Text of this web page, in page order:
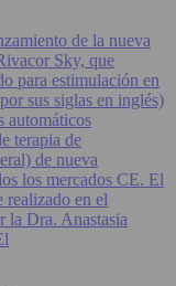
de la nueva
Sky, que
para estimulación en
sus siglas en inglés)
automáticos
terapia de
de nueva
los mercados CE. El
realizado en el
la Dra. Anastasia